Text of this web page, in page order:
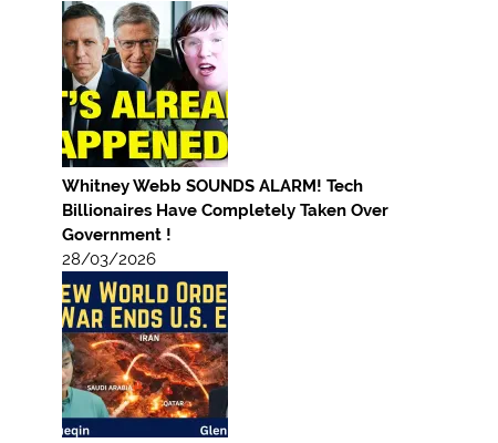
Whitney Webb SOUNDS ALARM! Tech
Billionaires Have Completely Taken Over
Government !
28/03/2026